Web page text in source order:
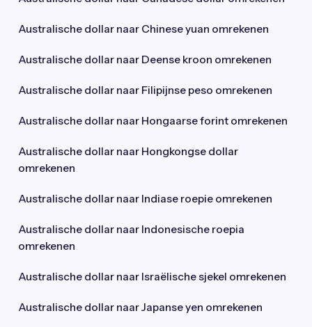
Australische dollar naar Chinese yuan omrekenen
Australische dollar naar Deense kroon omrekenen
Australische dollar naar Filipijnse peso omrekenen
Australische dollar naar Hongaarse forint omrekenen
Australische dollar naar Hongkongse dollar
omrekenen
Australische dollar naar Indiase roepie omrekenen
Australische dollar naar Indonesische roepia
omrekenen
Australische dollar naar Israëlische sjekel omrekenen
Australische dollar naar Japanse yen omrekenen